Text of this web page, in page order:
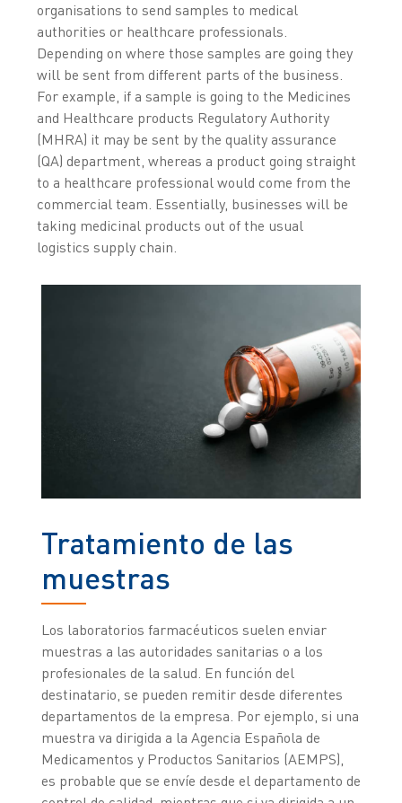
organisations to send samples to medical
authorities or healthcare professionals.
Depending on where those samples are going they
will be sent from different parts of the business.
For example, if a sample is going to the Medicines
and Healthcare products Regulatory Authority
(MHRA) it may be sent by the quality assurance
(QA) department, whereas a product going straight
to a healthcare professional would come from the
commercial team. Essentially, businesses will be
taking medicinal products out of the usual
logistics supply chain.
Tratamiento de las
muestras
Los laboratorios farmacéuticos suelen enviar
muestras a las autoridades sanitarias o a los
profesionales de la salud. En función del
destinatario, se pueden remitir desde diferentes
departamentos de la empresa. Por ejemplo, si una
muestra va dirigida a la Agencia Española de
Medicamentos y Productos Sanitarios (AEMPS),
es probable que se envíe desde el departamento de